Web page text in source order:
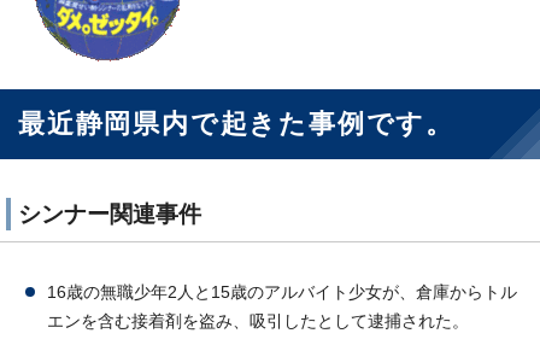
最近静岡県内で起きた事例です。
シンナー関連事件
16歳の無職少年2人と15歳のアルバイト少女が、倉庫からトル
エンを含む接着剤を盗み、吸引したとして逮捕された。